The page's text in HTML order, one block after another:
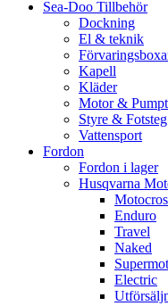
Sea-Doo Tillbehör
Dockning
El & teknik
Kapell
Kläder
Motor &
Styre & Fotsteg
Vattensport
Fordon
Fordon i lager
Husqvarna
Enduro
Travel
Naked
Electric